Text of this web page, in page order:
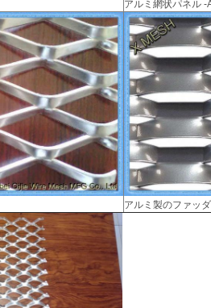
アルミ網状パネル -
アルミ製のファッ